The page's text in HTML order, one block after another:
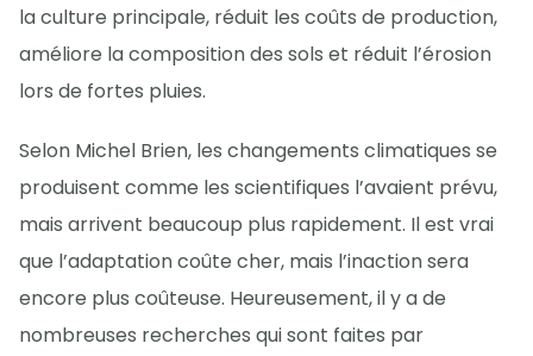
la culture principale, réduit les coûts de production,
améliore la composition des sols et réduit l’érosion
lors de fortes pluies.
Selon Michel Brien, les changements climatiques se
produisent comme les scientifiques l’avaient prévu,
mais arrivent beaucoup plus rapidement. Il est vrai
que l’adaptation coûte cher, mais l’inaction sera
encore plus coûteuse. Heureusement, il y a de
nombreuses recherches qui sont faites par